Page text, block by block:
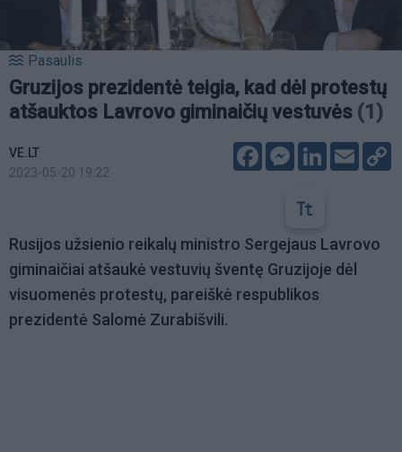
Pasaulis
Gruzijos prezidentė teigia, kad dėl protestų
atšauktos Lavrovo giminaičių vestuvės (1)
VE.LT
2023-05-20 19:22
FacebookMessenger
LinkedIn
Email
Rusijos užsienio reikalų ministro Sergejaus Lavrovo
giminaičiai atšaukė vestuvių šventę Gruzijoje dėl
visuomenės protestų, pareiškė respublikos
prezidentė Salomė Zurabišvili.